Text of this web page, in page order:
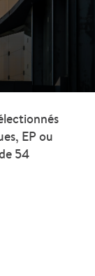
EP ou
54